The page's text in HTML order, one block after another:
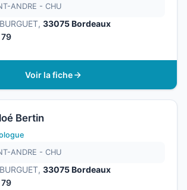
ANDRE - CHU
33075 Bordeaux
Voir la fiche
Bertin
ANDRE - CHU
33075 Bordeaux